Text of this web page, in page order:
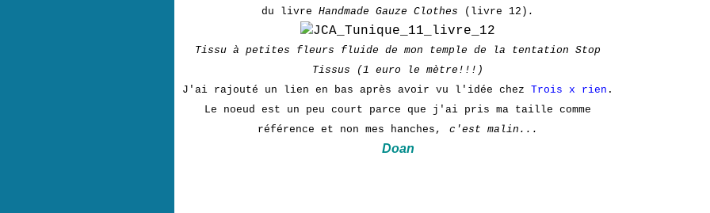
du livre Handmade Gauze Clothes (livre 12 ) .
Tissu à petites fleurs fluide de mon temple de la tentation Stop
Tissus (1 euro le mètre!!!)
J'ai rajouté un lien en bas après avoir vu l'idée chez Trois x rien .
Le noeud est un peu court parce que j'ai pris ma taille comme
référence et non mes hanches,
c'est malin...
Doan